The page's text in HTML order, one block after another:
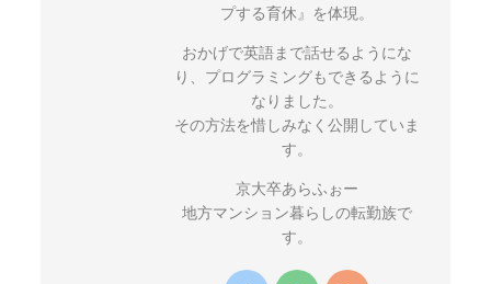
プする育休』を体現。
おかげで英語まで話せるようにな
り、プログラミングもできるように
なりました。
その方法を惜しみなく公開していま
す。
京大卒あらふぉー
地方マンション暮らしの転勤族で
す。